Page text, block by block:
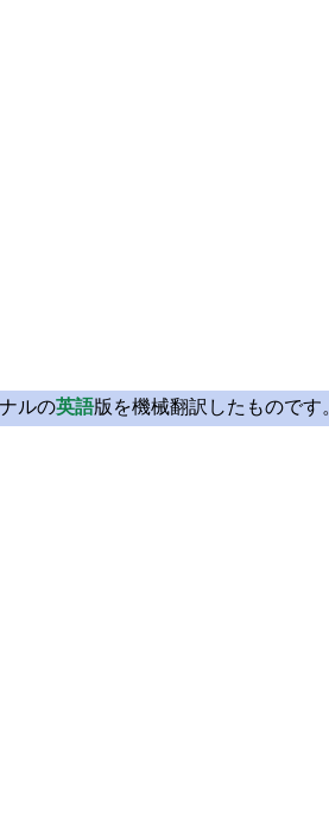
ルの英語版を機械翻訳したものです。